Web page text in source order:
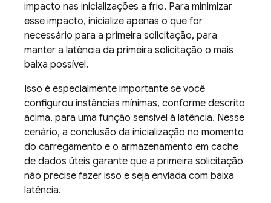
impacto nas inicializações a frio. Para minimizar
esse impacto, inicialize apenas o que for
necessário para a primeira solicitação, para
manter a latência da primeira solicitação o mais
baixa possível.
Isso é especialmente importante se você
configurou instâncias mínimas, conforme descrito
acima, para uma função sensível à latência. Nesse
cenário, a conclusão da inicialização no momento
do carregamento e o armazenamento em cache
de dados úteis garante que a primeira solicitação
não precise fazer isso e seja enviada com baixa
latência.